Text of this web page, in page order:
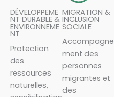
DÉVELOPPEME
NT DURABLE &
ENVIRONNEME
NT
Protection
des
ressources
naturelles,
MIGRATION &
INCLUSION
SOCIALE
Accompagne
ment des
personnes
migrantes et
des